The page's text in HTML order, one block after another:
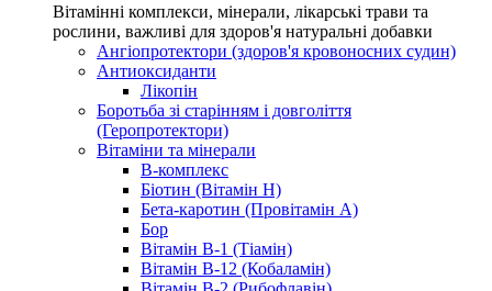
Вітамінні комплекси, мінерали, лікарські трави та
рослини, важливі для здоров'я натуральні добавки
Ангіопротектори (здоров'я кровоносних судин)
Антиоксиданти
Лікопін
Боротьба зі старінням і довголіття
(Геропротектори)
Вітаміни та мінерали
B-комплекс
Біотин (Вітамін H)
Бета-каротин (Провітамін А)
Бор
Вітамін B-1 (Тіамін)
Вітамін B-12 (Кобаламін)